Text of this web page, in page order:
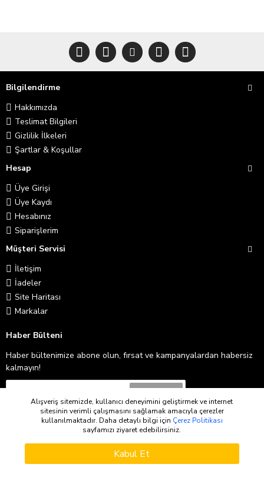
Sepete Ekle
Bilgilendirme
Hakkımızda
Teslimat Bilgileri
Gizlilik İlkeleri
Şartlar & Koşullar
Hesap
Üye Girişi
Üye Kaydı
Hesabınız
Siparişlerim
Müşteri Servisi
İletişim
İadeler
Site Haritası
Markalar
Haber Bülteni
Haber bültenimize abone olun, fırsat ve kampanyalardan habersiz
kalmayın!
Abone Ol
Gizlilik İlkeleri 'ni okudum ve kabul ediyorum.
Copyright © 2026
Alışveriş sitemizde, kullanıcı deneyimini geliştirmek ve internet
sitesinin verimli çalışmasını sağlamak amacıyla çerezler
kullanılmaktadır. Daha detaylı bilgi için Çerez Politikası
sayfamızı ziyaret edebilirsiniz.
Kabul Et